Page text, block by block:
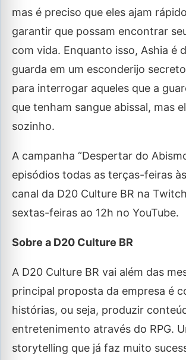
mas é preciso que eles ajam
garantir que possam encontrar
com vida. Enquanto isso, Ashia é
guarda em um esconderijo
para interrogar aqueles que a
que tenham sangue abissal, mas
sozinho.
A campanha “Despertar do
episódios todas as terças-feiras
canal da D20 Culture BR na
sextas-feiras ao 12h no YouTube.
Sobre a D20 Culture BR
A D20 Culture BR vai além das
principal proposta da empresa é
histórias, ou seja, produzir
entretenimento através do RPG.
storytelling que já faz muito